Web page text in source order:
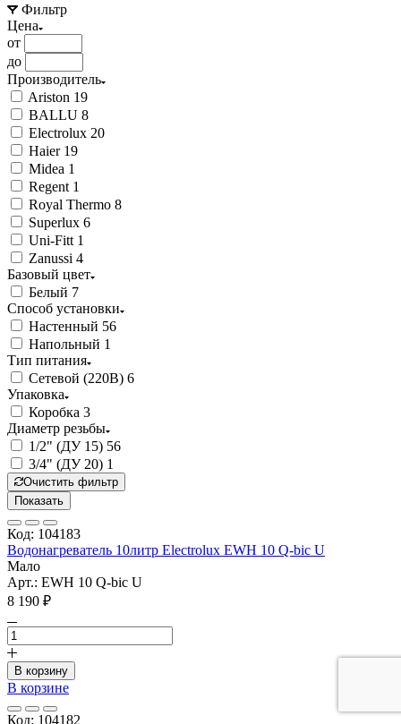
Фильтр
Цена
от
до
Производитель
Ariston 19
BALLU 8
Electrolux 20
Haier 19
Midea 1
Regent 1
Royal Thermo 8
Superlux 6
Uni-Fitt 1
Zanussi 4
Базовый цвет
Белый 7
Способ установки
Настенный 56
Напольный 1
Тип питания
Сетевой (220В) 6
Упаковка
Коробка 3
Диаметр резьбы
1/2" (ДУ 15) 56
3/4" (ДУ 20) 1
Очистить фильтр
Показать
Код: 104183
Водонагреватель 10литр Electrolux EWH 10 Q-bic U
Мало
Арт.: EWH 10 Q-bic U
8 190 ₽
В корзину
В корзине
Код: 104182